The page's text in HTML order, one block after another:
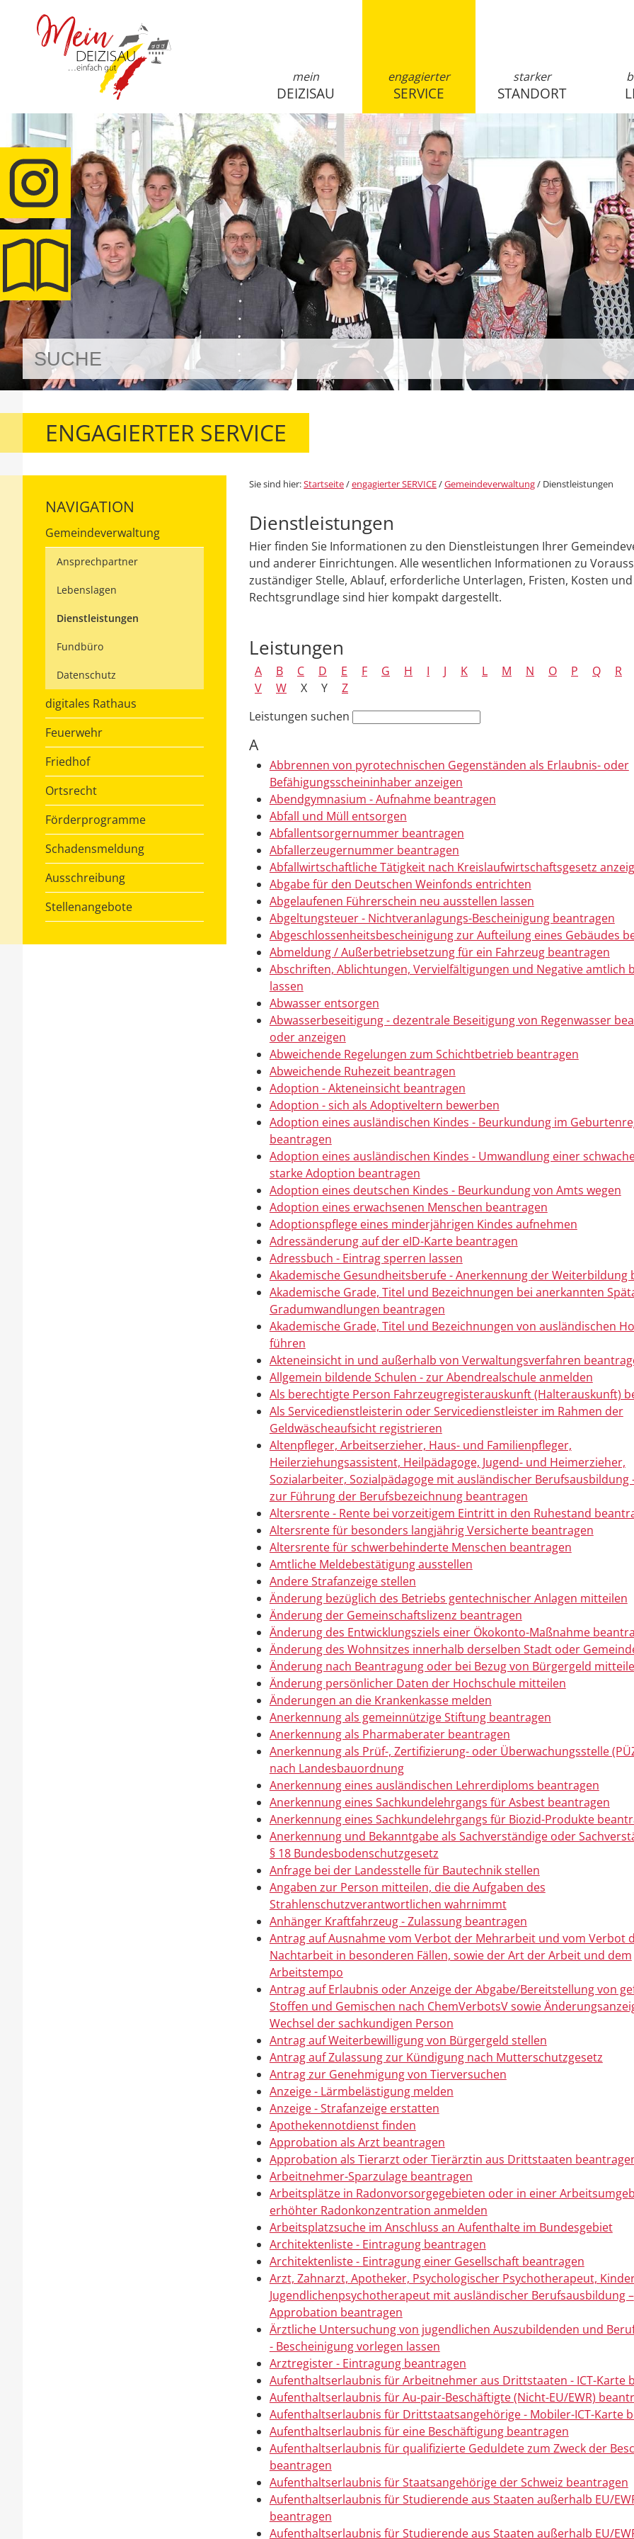
mein
DEIZISAU
engagierter
SERVICE
starker
STANDORT
ENGAGIERTER SERVICE
NAVIGATION
Gemeindeverwaltung
Ansprechpartner
Lebenslagen
Dienstleistungen
Fundbüro
Datenschutz
digitales Rathaus
Feuerwehr
Friedhof
Ortsrecht
Förderprogramme
Schadensmeldung
Ausschreibung
Stellenangebote
Sie sind hier:Startseite/engagierter SERVICE/Gemeindeverwaltung/ Dienstleistungen
Dienstleistungen
Hier finden Sie Informationen zu den Dienstleistungen Ihrer
und anderer Einrichtungen. Alle wesentlichen Informationen zu
zuständiger Stelle, Ablauf, erforderliche Unterlagen, Fristen, Kosten
Rechtsgrundlage sind hier kompakt dargestellt.
Leistungen
A B C D E F G H I J K L M N O P Q R
V
W X Y
Z
Leistungen suchen
A
Abbrennen von pyrotechnischen Gegenständen als Erlaubnis- oder
Befähigungsscheininhaber anzeigen
Abendgymnasium - Aufnahme beantragen
Abfall und Müll entsorgen
Abfallentsorgernummer beantragen
Abfallerzeugernummer beantragen
Abfallwirtschaftliche Tätigkeit nach Kreislaufwirtschaftsgesetz
Abgabe für den Deutschen Weinfonds entrichten
Abgelaufenen Führerschein neu ausstellen lassen
Abgeltungsteuer - Nichtveranlagungs-Bescheinigung beantragen
Abgeschlossenheitsbescheinigung zur Aufteilung eines Gebäudes
Abmeldung / Außerbetriebsetzung für ein Fahrzeug beantragen
Abschriften, Ablichtungen, Vervielfältigungen und Negative amtlich
lassen
Abwasser entsorgen
Abwasserbeseitigung - dezentrale Beseitigung von Regenwasser
oder anzeigen
Abweichende Regelungen zum Schichtbetrieb beantragen
Abweichende Ruhezeit beantragen
Adoption - Akteneinsicht beantragen
Adoption - sich als Adoptiveltern bewerben
Adoption eines ausländischen Kindes - Beurkundung im
beantragen
Adoption eines ausländischen Kindes - Umwandlung einer
starke Adoption beantragen
Adoption eines deutschen Kindes - Beurkundung von Amts wegen
Adoption eines erwachsenen Menschen beantragen
Adoptionspflege eines minderjährigen Kindes aufnehmen
Adressänderung auf der eID-Karte beantragen
Adressbuch - Eintrag sperren lassen
Akademische Gesundheitsberufe - Anerkennung der Weiterbildung
Akademische Grade, Titel und Bezeichnungen bei anerkannten
Gradumwandlungen beantragen
Akademische Grade, Titel und Bezeichnungen von ausländischen
führen
Akteneinsicht in und außerhalb von Verwaltungsverfahren
Allgemein bildende Schulen - zur Abendrealschule anmelden
Als berechtigte Person Fahrzeugregisterauskunft (Halterauskunft)
Als Servicedienstleisterin oder Servicedienstleister im Rahmen der
Geldwäscheaufsicht registrieren
Altenpfleger, Arbeitserzieher, Haus- und Familienpfleger,
Heilerziehungsassistent, Heilpädagoge, Jugend- und Heimerzieher,
Sozialarbeiter, Sozialpädagoge mit ausländischer Berufsausbildung
zur Führung der Berufsbezeichnung beantragen
Altersrente - Rente bei vorzeitigem Eintritt in den Ruhestand
Altersrente für besonders langjährig Versicherte beantragen
Altersrente für schwerbehinderte Menschen beantragen
Amtliche Meldebestätigung ausstellen
Andere Strafanzeige stellen
Änderung bezüglich des Betriebs gentechnischer Anlagen mitteilen
Änderung der Gemeinschaftslizenz beantragen
Änderung des Entwicklungsziels einer Ökokonto-Maßnahme
Änderung des Wohnsitzes innerhalb derselben Stadt oder
Änderung nach Beantragung oder bei Bezug von Bürgergeld
Änderung persönlicher Daten der Hochschule mitteilen
Änderungen an die Krankenkasse melden
Anerkennung als gemeinnützige Stiftung beantragen
Anerkennung als Pharmaberater beantragen
Anerkennung als Prüf-, Zertifizierung- oder Überwachungsstelle
nach Landesbauordnung
Anerkennung eines ausländischen Lehrerdiploms beantragen
Anerkennung eines Sachkundelehrgangs für Asbest beantragen
Anerkennung eines Sachkundelehrgangs für Biozid-Produkte
Anerkennung und Bekanntgabe als Sachverständige oder
§ 18 Bundesbodenschutzgesetz
Anfrage bei der Landesstelle für Bautechnik stellen
Angaben zur Person mitteilen, die die Aufgaben des
Strahlenschutzverantwortlichen wahrnimmt
Anhänger Kraftfahrzeug - Zulassung beantragen
Antrag auf Ausnahme vom Verbot der Mehrarbeit und vom Verbot
Nachtarbeit in besonderen Fällen, sowie der Art der Arbeit und dem
Arbeitstempo
Antrag auf Erlaubnis oder Anzeige der Abgabe/Bereitstellung von
Stoffen und Gemischen nach ChemVerbotsV sowie
Wechsel der sachkundigen Person
Antrag auf Weiterbewilligung von Bürgergeld stellen
Antrag auf Zulassung zur Kündigung nach Mutterschutzgesetz
Antrag zur Genehmigung von Tierversuchen
Anzeige - Lärmbelästigung melden
Anzeige - Strafanzeige erstatten
Apothekennotdienst finden
Approbation als Arzt beantragen
Approbation als Tierarzt oder Tierärztin aus Drittstaaten
Arbeitnehmer-Sparzulage beantragen
Arbeitsplätze in Radonvorsorgegebieten oder in einer
erhöhter Radonkonzentration anmelden
Arbeitsplatzsuche im Anschluss an Aufenthalte im Bundesgebiet
Architektenliste - Eintragung beantragen
Architektenliste - Eintragung einer Gesellschaft beantragen
Arzt, Zahnarzt, Apotheker, Psychologischer Psychotherapeut,
Jugendlichenpsychotherapeut mit ausländischer Berufsausbildung –
Approbation beantragen
Ärztliche Untersuchung von jugendlichen Auszubildenden und
- Bescheinigung vorlegen lassen
Arztregister - Eintragung beantragen
Aufenthaltserlaubnis für Arbeitnehmer aus Drittstaaten - ICT-Karte
Aufenthaltserlaubnis für Au-pair-Beschäftigte (Nicht-EU/EWR)
Aufenthaltserlaubnis für Drittstaatsangehörige - Mobiler-ICT-Karte
Aufenthaltserlaubnis für eine Beschäftigung beantragen
Aufenthaltserlaubnis für qualifizierte Geduldete zum Zweck der
beantragen
Aufenthaltserlaubnis für Staatsangehörige der Schweiz beantragen
Aufenthaltserlaubnis für Studierende aus Staaten außerhalb EU/
beantragen
Aufenthaltserlaubnis für Studierende aus Staaten außerhalb EU/